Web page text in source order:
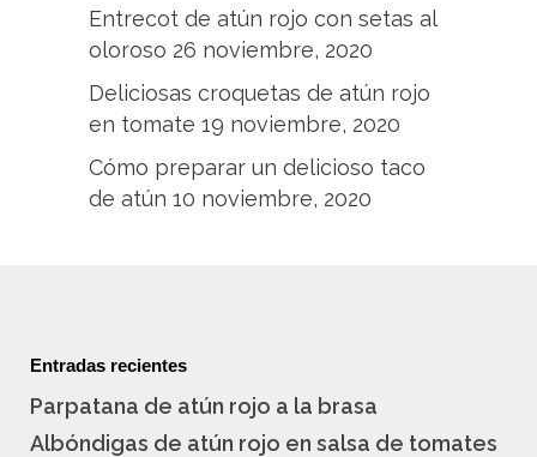
Entrecot de atún rojo con setas al
oloroso 26 noviembre, 2020
Deliciosas croquetas de atún rojo
en tomate 19 noviembre, 2020
Cómo preparar un delicioso taco
de atún 10 noviembre, 2020
Entradas recientes
Parpatana de atún rojo a la brasa
Albóndigas de atún rojo en salsa de tomates